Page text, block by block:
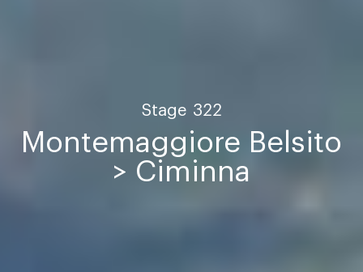
Stage 322
Montemaggiore Belsito
> Ciminna